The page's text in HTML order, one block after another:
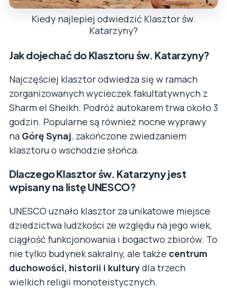
Kiedy najlepiej odwiedzić Klasztor św.
Katarzyny?
Jak dojechać do Klasztoru św. Katarzyny?
Najczęściej klasztor odwiedza się w ramach
zorganizowanych wycieczek fakultatywnych z
Sharm el Sheikh. Podróż autokarem trwa około 3
godzin. Popularne są również nocne wyprawy
na Górę Synaj, zakończone zwiedzaniem
klasztoru o wschodzie słońca.
Dlaczego Klasztor św. Katarzyny jest
wpisany na listę UNESCO?
UNESCO uznało klasztor za unikatowe miejsce
dziedzictwa ludzkości ze względu na jego wiek,
ciągłość funkcjonowania i bogactwo zbiorów. To
nie tylko budynek sakralny, ale także centrum
duchowości, historii i kulturydla trzech
wielkich religii monoteistycznych.